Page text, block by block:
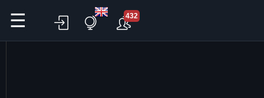
432
☰